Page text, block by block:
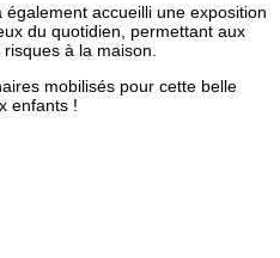
également accueilli une exposition
du quotidien, permettant aux
à la maison.
mobilisés pour cette belle
enfants !